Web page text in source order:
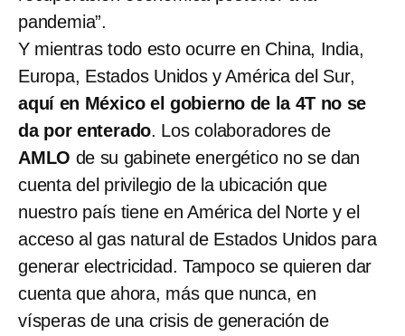
pandemia”.
Y mientras todo esto ocurre en China, India,
Europa, Estados Unidos y América del Sur,
aquí en México el gobierno de la 4T no se
da por enterado. Los colaboradores de
AMLO de su gabinete energético no se dan
cuenta del privilegio de la ubicación que
nuestro país tiene en América del Norte y el
acceso al gas natural de Estados Unidos para
generar electricidad. Tampoco se quieren dar
cuenta que ahora, más que nunca, en
vísperas de una crisis de generación de